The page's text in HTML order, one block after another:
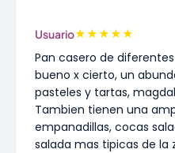
Usuario★★★★★
Pan casero de
bueno x cierto, un
pasteles y tartas,
Tambien tienen una
empanadillas, cocas
salada mas tipicas de la